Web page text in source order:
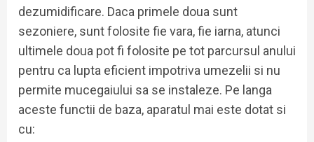
dezumidificare. Daca primele doua sunt
sezoniere, sunt folosite fie vara, fie iarna, atunci
ultimele doua pot fi folosite pe tot parcursul anului
pentru ca lupta eficient impotriva umezelii si nu
permite mucegaiului sa se instaleze. Pe langa
aceste functii de baza, aparatul mai este dotat si
cu: